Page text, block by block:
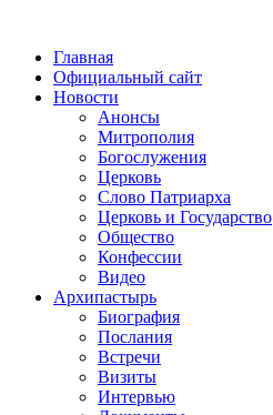
Главная
Официальный сайт
Новости
Анонсы
Митрополия
Богослужения
Церковь
Слово Патриарха
Церковь и Государство
Общество
Конфессии
Видео
Архипастырь
Биография
Послания
Встречи
Визиты
Интервью